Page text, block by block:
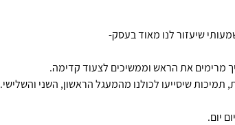
שיעזור לנו מאוד בעסק-
מרימים את הראש וממשיכים לצעוד קדימה.
תמיכות שיסייעו לכולנו מהמעגל הראשון, השני והשלישי.
יום.